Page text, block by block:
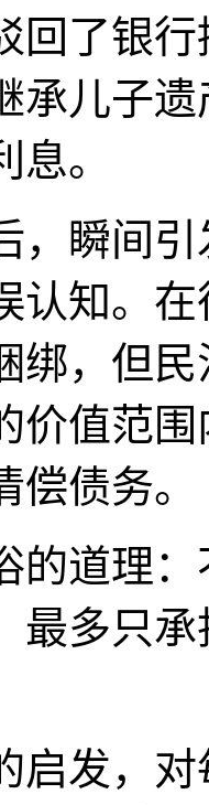
回了银
承儿子
。
，瞬间
认知。
绑，但
价值范
债务。
的道理
最多只
启发，